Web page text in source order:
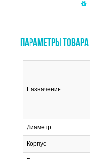
ПАРАМЕТРЫ ТОВАРА
Назначение
Диаметр
Корпус